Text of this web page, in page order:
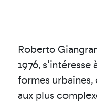
Roberto
1976,
formes urbaines,
aux plus